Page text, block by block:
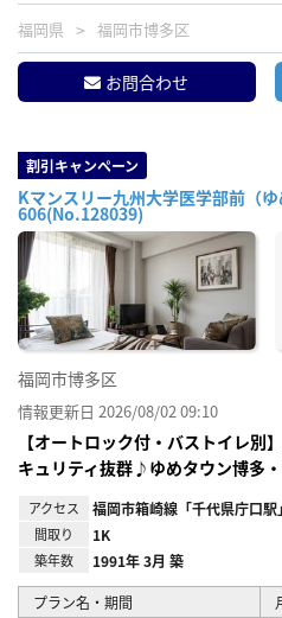
福岡県 福岡市博多区
お問合わせ
割引キャンペーン
Kマンスリー九州大学医学部前（
606(No.128039)
福岡市博多区
情報更新日 2026/08/02 09:10
【オートロック付・バストイレ別
キュリティ抜群♪ゆめタウン博多
アクセス 福岡市箱崎線「千代県庁口
間取り 1K
築年数
1991年 3月 築
プラン名・期間